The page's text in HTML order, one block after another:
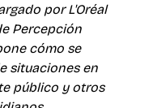
por L'Oréal
Percepción
cómo se
situaciones en
público y otros